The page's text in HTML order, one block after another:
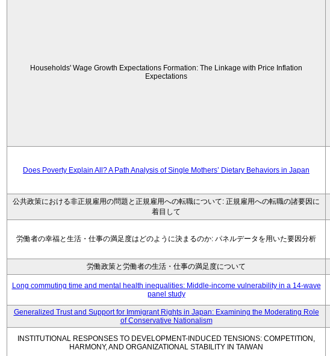
Households' Wage Growth Expectations Formation: The Linkage with Price Inflation
Expectations
Does Poverty Explain All? A Path Analysis of Single Mothers’ Dietary Behaviors in Japan
公共政策における非正規雇用の問題と正規雇用への転職について: 正規雇用への転職の諸要因に
着目して
労働者の幸福と生活・仕事の満足度はどのように決まるのか: パネルデータを用いた要因分析
労働政策と労働者の生活・仕事の満足度について
Long commuting time and mental health inequalities: Middle-income vulnerability in a 14-wave
panel study
Generalized Trust and Support for Immigrant Rights in Japan: Examining the Moderating Role
of Conservative Nationalism
INSTITUTIONAL RESPONSES TO DEVELOPMENT-INDUCED TENSIONS: COMPETITION,
HARMONY, AND ORGANIZATIONAL STABILITY IN TAIWAN